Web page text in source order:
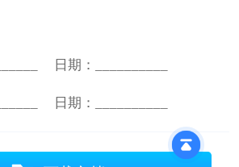
日期：__________
日期：__________